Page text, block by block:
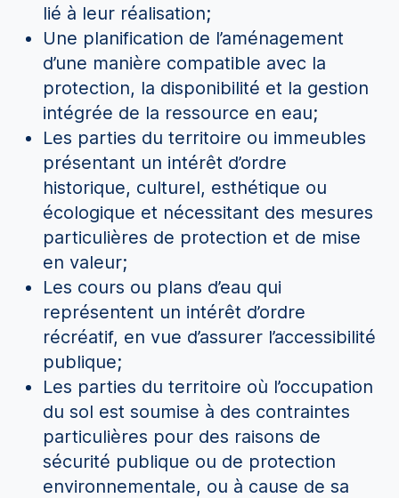
lié à leur réalisation;
Une planification de l’aménagement
d’une manière compatible avec la
protection, la disponibilité et la gestion
intégrée de la ressource en eau;
Les parties du territoire ou immeubles
présentant un intérêt d’ordre
historique, culturel, esthétique ou
écologique et nécessitant des mesures
particulières de protection et de mise
en valeur;
Les cours ou plans d’eau qui
représentent un intérêt d’ordre
récréatif, en vue d’assurer l’accessibilité
publique;
Les parties du territoire où l’occupation
du sol est soumise à des contraintes
particulières pour des raisons de
sécurité publique ou de protection
environnementale, ou à cause de sa